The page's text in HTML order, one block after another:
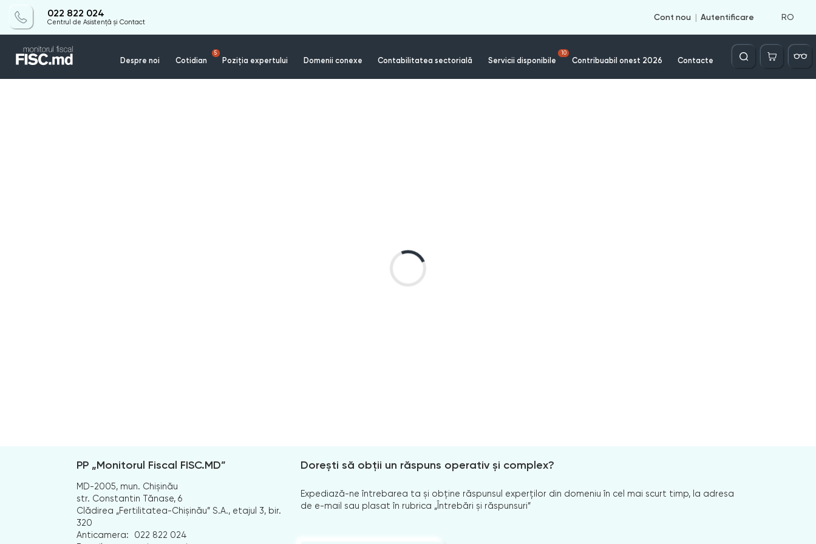
022 822 024
Centrul de Asistență și Contact
Cont nou Autentificare RO
Despre noi Cotidian
5
Poziția expertului Domenii conexe Contabilitatea sectorială Servicii disponibile
10
Contribuabil onest 2026 Contacte
Căutare
PP „Monitorul Fiscal FISC.MD”
MD-2005, mun. Chișinău
str. Constantin Tănase, 6
Clădirea „Fertilitatea-Chișinău” S.A., etajul 3, bir.
320
Anticamera:
022 822 024
Dorești să obții un răspuns operativ și complex?
Expediază-ne întrebarea ta și obține răspunsul experților din domeniu în cel mai scurt timp, la adresa
de e-mail sau plasat în rubrica „Întrebări și răspunsuri”